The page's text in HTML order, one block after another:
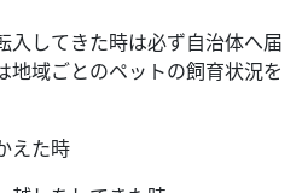
入してきた時は必ず自治体へ届
地域ごとのペットの飼育状況を
えた時